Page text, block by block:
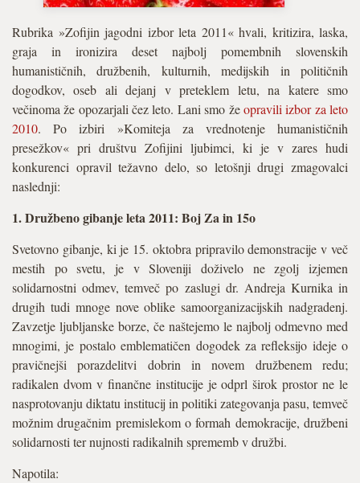
Rubrika »Zofijin jagodni izbor leta 2011« hvali, kritizira, laska,
graja in ironizira deset najbolj pomembnih slovenskih
humanističnih, družbenih, kulturnih, medijskih in političnih
dogodkov, oseb ali dejanj v preteklem letu, na katere smo
večinoma že opozarjali čez leto. Lani smo žeopravili izbor za leto
2010. Po izbiri »Komiteja za vrednotenje humanističnih
presežkov« pri društvu Zofijini ljubimci, ki je v zares hudi
konkurenci opravil težavno delo, so letošnji drugi zmagovalci
naslednji:
1. Družbeno gibanje leta 2011: Boj Za in 15o
Svetovno gibanje, ki je 15. oktobra pripravilo demonstracije v več
mestih po svetu, je v Sloveniji doživelo ne zgolj izjemen
solidarnostni odmev, temveč po zaslugi dr. Andreja Kurnika in
drugih tudi mnoge nove oblike samoorganizacijskih nadgradenj.
Zavzetje ljubljanske borze, če naštejemo le najbolj odmevno med
mnogimi, je postalo emblematičen dogodek za refleksijo ideje o
pravičnejši porazdelitvi dobrin in novem družbenem redu;
radikalen dvom v finančne institucije je odprl širok prostor ne le
nasprotovanju diktatu institucij in politiki zategovanja pasu, temveč
možnim drugačnim premislekom o formah demokracije, družbeni
solidarnosti ter nujnosti radikalnih sprememb v družbi.
Napotila: